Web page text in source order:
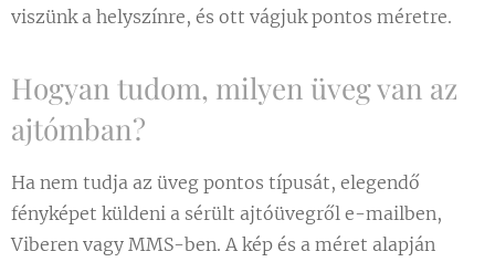
viszünk a helyszínre, és ott vágjuk pontos méretre.
Hogyan tudom, milyen üveg van az
ajtómban?
Ha nem tudja az üveg pontos típusát, elegendő
fényképet küldeni a sérült ajtóüvegről e-mailben,
Viberen vagy MMS-ben. A kép és a méret alapján